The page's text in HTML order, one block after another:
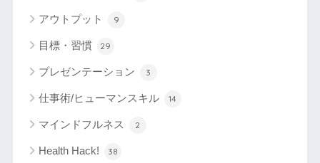
アウトプット 9
目標・習慣 29
プレゼンテーション 3
仕事術/ヒューマンスキル 14
マインドフルネス 2
Health Hack! 38